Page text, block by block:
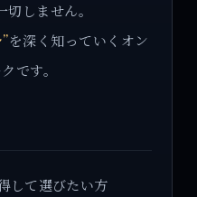
しません。
を深く知っていくオン
です。
して選びたい方